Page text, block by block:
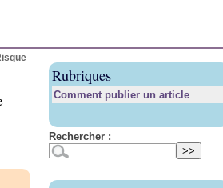
Rubriques
Comment publier un article
Rechercher :